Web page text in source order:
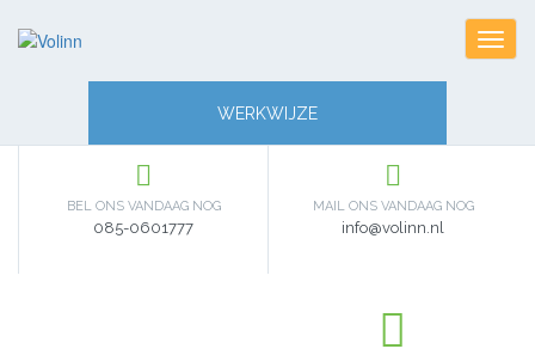
WERKWIJZE
MAIL ONS VANDAAG NOG
info@volinn.nl
BEL ONS VANDAAG NOG
085-0601777